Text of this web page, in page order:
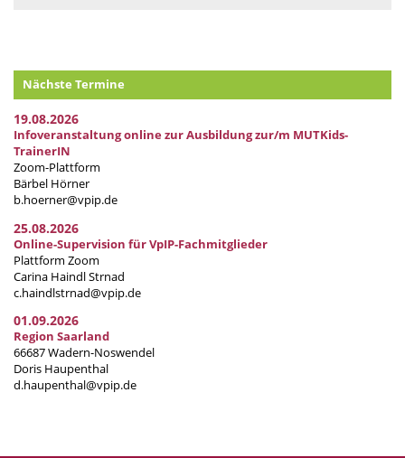
Nächste Termine
19.08.2026
Infoveranstaltung online zur Ausbildung zur/m MUTKids-
TrainerIN
Zoom-Plattform
Bärbel Hörner
b.hoerner@vpip.de
25.08.2026
Online-Supervision für VpIP-Fachmitglieder
Plattform Zoom
Carina Haindl Strnad
c.haindlstrnad@vpip.de
01.09.2026
Region Saarland
66687 Wadern-Noswendel
Doris Haupenthal
d.haupenthal@vpip.de